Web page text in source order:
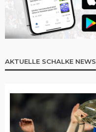
AKTUELLE SCHALKE NEWS